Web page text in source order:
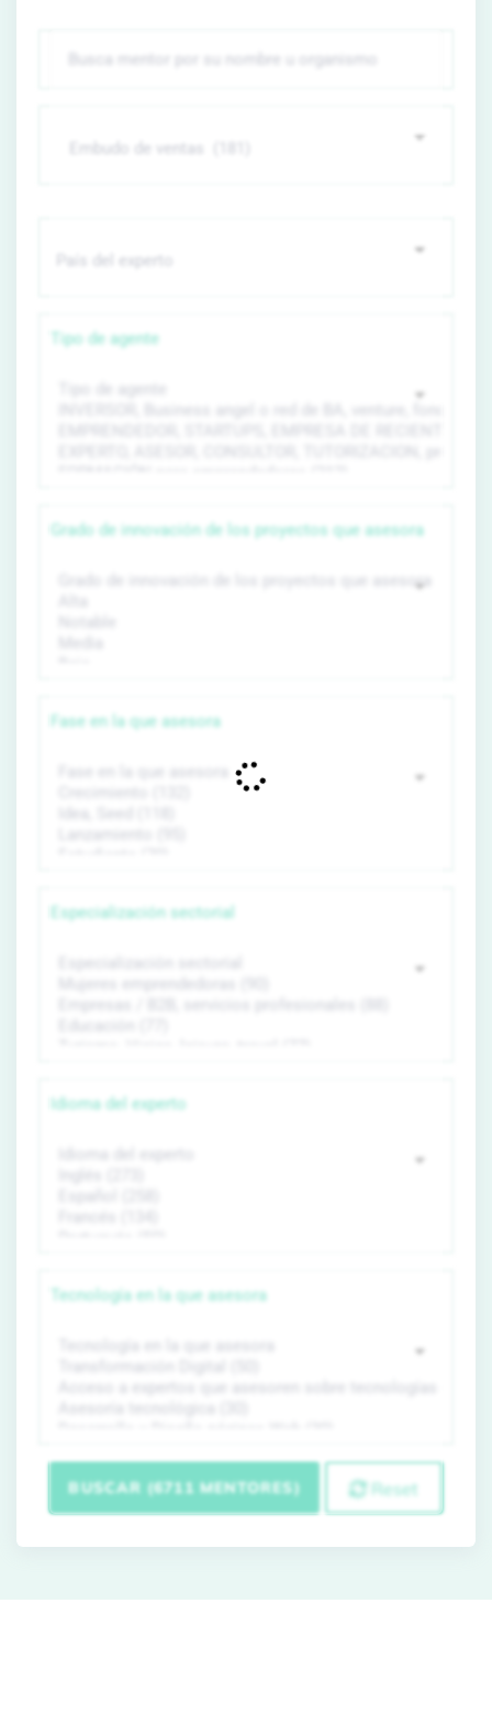
Tipo de agente
Grado de innovación de los proyectos que asesora
Fase en la que asesora
Especialización sectorial
Idioma del experto
Tecnología en la que asesora
BUSCAR (6711 MENTORES) Reset